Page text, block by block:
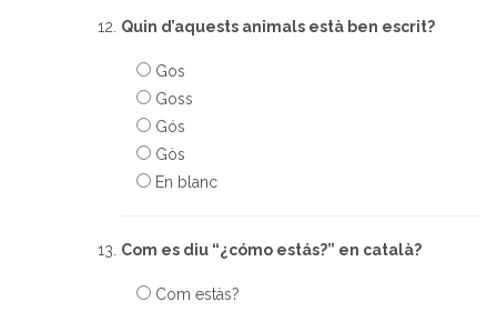
Quin d’aquests animals està ben escrit?
Gos
Goss
Gós
Gòs
En blanc
Com es diu “¿cómo estás?” en català?
Com estàs?